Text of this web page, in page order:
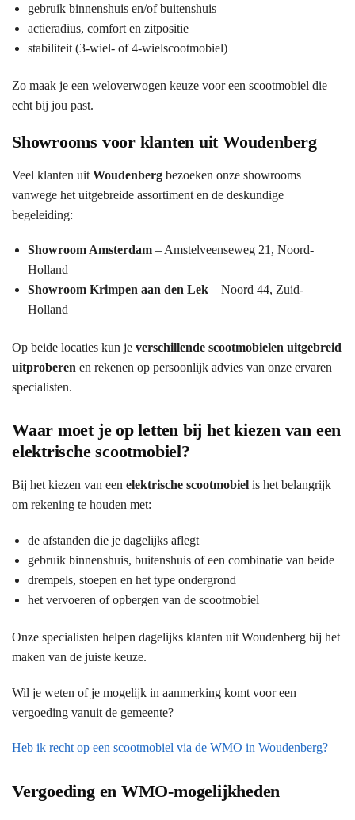
gebruik binnenshuis en/of buitenshuis
actieradius, comfort en zitpositie
stabiliteit (3-wiel- of 4-wielscootmobiel)
Zo maak je een weloverwogen keuze voor een scootmobiel die
echt bij jou past.
Showrooms voor klanten uit Woudenberg
Veel klanten uit Woudenberg bezoeken onze showrooms
vanwege het uitgebreide assortiment en de deskundige
begeleiding:
Showroom Amsterdam – Amstelveenseweg 21, Noord-
Holland
Showroom Krimpen aan den Lek – Noord 44, Zuid-
Holland
Op beide locaties kun je verschillende scootmobielen uitgebreid
uitproberen en rekenen op persoonlijk advies van onze ervaren
specialisten.
Waar moet je op letten bij het kiezen van een
elektrische scootmobiel?
Bij het kiezen van een elektrische scootmobiel is het belangrijk
om rekening te houden met:
de afstanden die je dagelijks aflegt
gebruik binnenshuis, buitenshuis of een combinatie van beide
drempels, stoepen en het type ondergrond
het vervoeren of opbergen van de scootmobiel
Onze specialisten helpen dagelijks klanten uit Woudenberg bij het
maken van de juiste keuze.
Wil je weten of je mogelijk in aanmerking komt voor een
vergoeding vanuit de gemeente?
Heb ik recht op een scootmobiel via de WMO in Woudenberg?
Vergoeding en WMO-mogelijkheden